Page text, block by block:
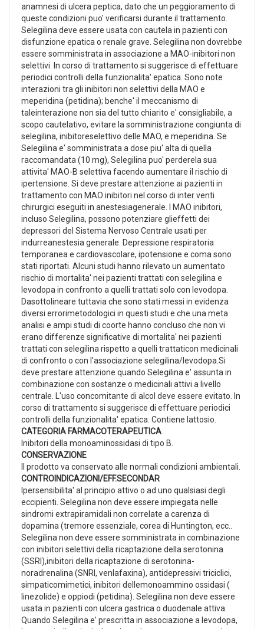
anamnesi di ulcera peptica, dato che un peggioramento di
queste condizioni puo' verificarsi durante il trattamento.
Selegilina deve essere usata con cautela in pazienti con
disfunzione epatica o renale grave. Selegilina non dovrebbe
essere somministrata in associazione a MAO-inibitori non
selettivi. In corso di trattamento si suggerisce di effettuare
periodici controlli della funzionalita' epatica. Sono note
interazioni tra gli inibitori non selettivi della MAO e
meperidina (petidina); benche' il meccanismo di
taleinterazione non sia del tutto chiarito e' consigliabile, a
scopo cautelativo, evitare la somministrazione congiunta di
selegilina, inibitoreselettivo delle MAO, e meperidina. Se
Selegilina e' somministrata a dose piu' alta di quella
raccomandata (10 mg), Selegilina puo' perderela sua
attivita' MAO-B selettiva facendo aumentare il rischio di
ipertensione. Si deve prestare attenzione ai pazienti in
trattamento con MAO inibitori nel corso di inter venti
chirurgici eseguiti in anestesiagenerale. I MAO inibitori,
incluso Selegilina, possono potenziare glieffetti dei
depressori del Sistema Nervoso Centrale usati per
indurreanestesia generale. Depressione respiratoria
temporanea e cardiovascolare, ipotensione e coma sono
stati riportati. Alcuni studi hanno rilevato un aumentato
rischio di mortalita' nei pazienti trattati con selegilina e
levodopa in confronto a quelli trattati solo con levodopa.
Dasottolineare tuttavia che sono stati messi in evidenza
diversi errorimetodologici in questi studi e che una meta
analisi e ampi studi di coorte hanno concluso che non vi
erano differenze significative di mortalita' nei pazienti
trattati con selegilina rispetto a quelli trattaticon medicinali
di confronto o con l'associazione selegilina/levodopa.Si
deve prestare attenzione quando Selegilina e' assunta in
combinazione con sostanze o medicinali attivi a livello
centrale. L'uso concomitante di alcol deve essere evitato. In
corso di trattamento si suggerisce di effettuare periodici
controlli della funzionalita' epatica. Contiene lattosio.
CATEGORIA FARMACOTERAPEUTICA
Inibitori della monoaminossidasi di tipo B.
CONSERVAZIONE
Il prodotto va conservato alle normali condizioni ambientali.
CONTROINDICAZIONI/EFF.SECONDAR
Ipersensibilita' al principio attivo o ad uno qualsiasi degli
eccipienti. Selegilina non deve essere impiegata nelle
sindromi extrapiramidali non correlate a carenza di
dopamina (tremore essenziale, corea di Huntington, ecc..
Selegilina non deve essere somministrata in combinazione
con inibitori selettivi della ricaptazione della serotonina
(SSRI),inibitori della ricaptazione di serotonina-
noradrenalina (SNRI, venlafaxina), antidepressivi triciclici,
simpaticomimetici, inibitori dellemonoammino ossidasi (
linezolide) e oppiodi (petidina). Selegilina non deve essere
usata in pazienti con ulcera gastrica o duodenale attiva.
Quando Selegilina e' prescritta in associazione a levodopa,